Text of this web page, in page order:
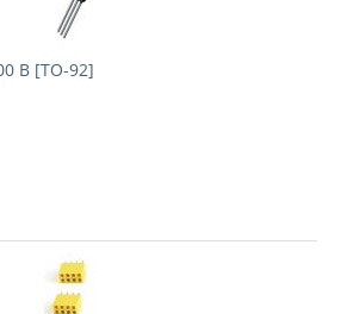
В [TO-92]